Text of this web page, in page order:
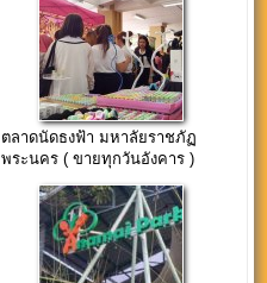
ตลาดนัดธงฟ้า มหาลัยราชภัฏ
พระนคร ( ขายทุกวันอังคาร )